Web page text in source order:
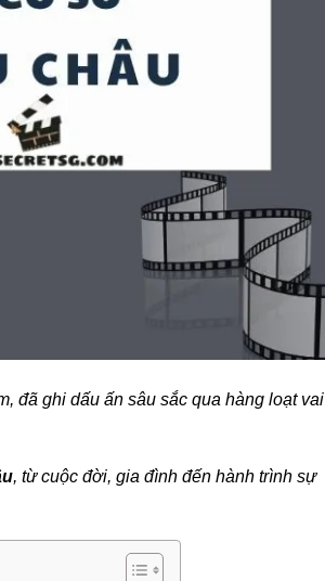
đã ghi dấu ấn sâu sắc qua hàng loạt vai
, từ cuộc đời, gia đình đến hành trình sự